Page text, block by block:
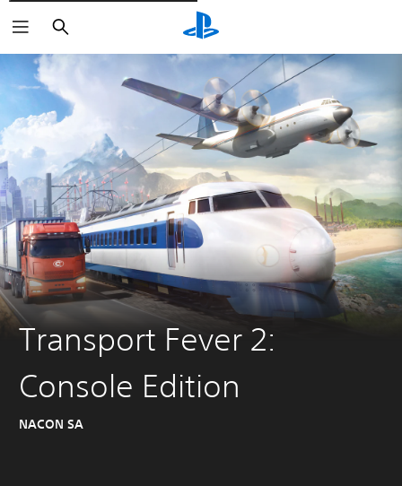
Rechercher
Transport Fever 2:
Console Edition
NACON SA